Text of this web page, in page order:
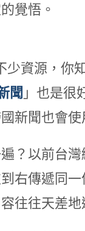
覺悟。
少資源，你
聞 」也是很
新聞也會使
？以前台
右傳遞同
往往天差地